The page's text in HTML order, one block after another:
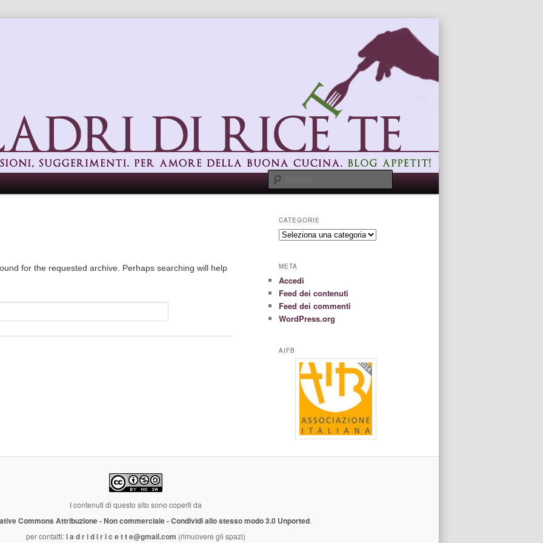
Search
for the requested archive. Perhaps searching will help
CATEGORIE
categorie
META
Accedi
Feed dei contenuti
Feed dei commenti
WordPress.org
AIFB
I contenuti di questo sito sono coperti da
Commons Attribuzione - Non commerciale - Condividi allo stesso modo 3.0 Unported.
per contatti:l a d r i d i r i c e t t e@gmail.com (rimuovere gli spazi)